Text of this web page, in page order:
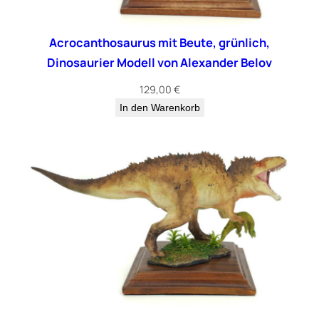
Acrocanthosaurus mit Beute, grünlich,
Dinosaurier Modell von Alexander Belov
129,00 €
In den Warenkorb